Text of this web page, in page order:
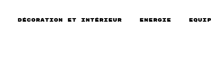
Décoration et intérieur Energie